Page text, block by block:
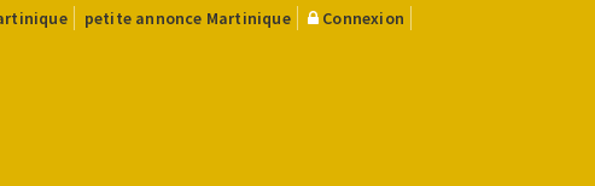
petite annonce Martinique Connexion